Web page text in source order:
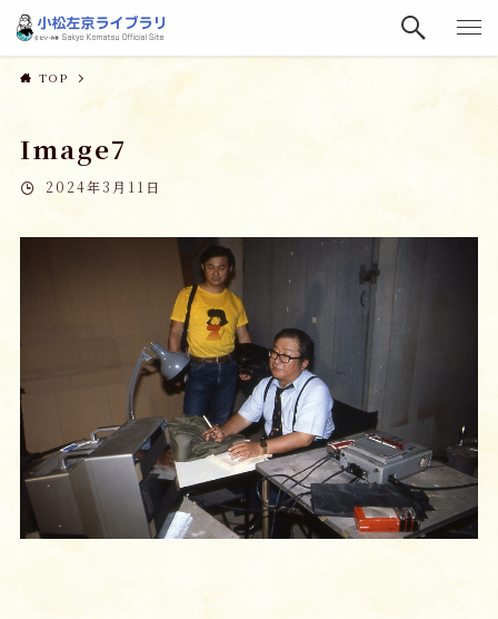
TOP
Image7
2024年3月11日